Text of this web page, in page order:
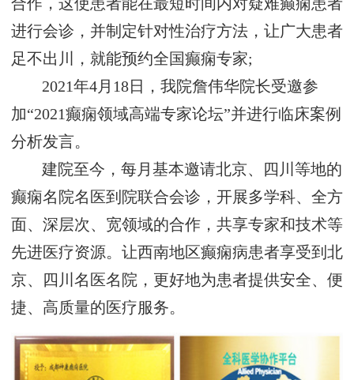
合作，这使患者能在最短时间内对疑难癫痫患者
进行会诊，并制定针对性治疗方法，让广大患者
足不出川，就能预约全国癫痫专家;
2021年4月18日，我院詹伟华院长受邀参
加“2021癫痫领域高端专家论坛”并进行临床案例
分析发言。
建院至今，每月基本邀请北京、四川等地的
癫痫名院名医到院联合会诊，开展多学科、全方
面、深层次、宽领域的合作，共享专家和技术等
先进医疗资源。让西南地区癫痫病患者享受到北
京、四川名医名院，更好地为患者提供安全、便
捷、高质量的医疗服务。